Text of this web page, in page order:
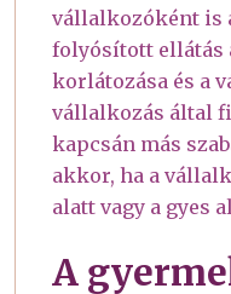
vállalkozóként is
folyósított ellátás
korlátozása és a
vállalkozás által
kapcsán más
akkor, ha a
alatt vagy a gyes
A